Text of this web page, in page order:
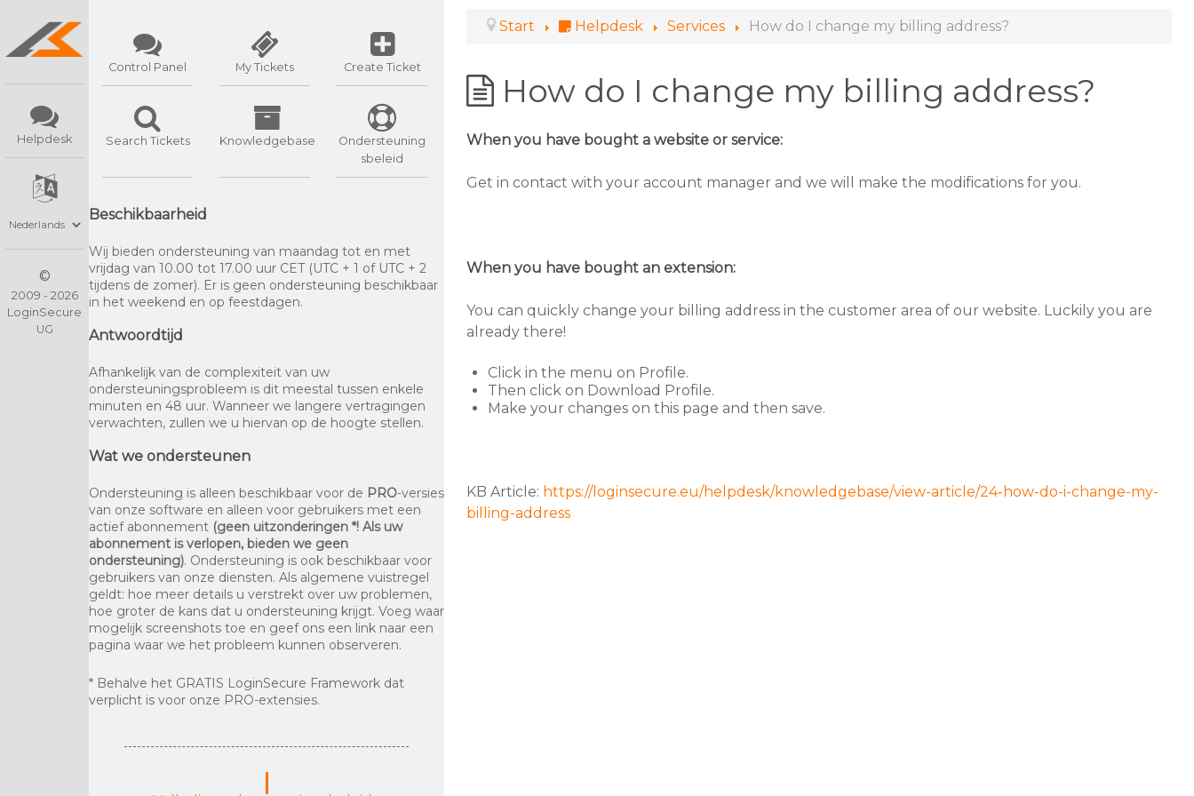
Helpdesk
©
2009 - 2026
LoginSecure
UG
Control Panel My Tickets Create Ticket
Search Tickets Knowledgebase
Ondersteuning
sbeleid
Beschikbaarheid
Wij bieden ondersteuning van maandag tot en met
vrijdag van 10.00 tot 17.00 uur CET (UTC + 1 of UTC + 2
tijdens de zomer). Er is geen ondersteuning beschikbaar
in het weekend en op feestdagen.
Antwoordtijd
Afhankelijk van de complexiteit van uw
ondersteuningsprobleem is dit meestal tussen enkele
minuten en 48 uur. Wanneer we langere vertragingen
verwachten, zullen we u hiervan op de hoogte stellen.
Wat we ondersteunen
Ondersteuning is alleen beschikbaar voor de PRO-versies
van onze software en alleen voor gebruikers met een
actief abonnement (geen uitzonderingen *! Als uw
abonnement is verlopen, bieden we geen
ondersteuning). Ondersteuning is ook beschikbaar voor
gebruikers van onze diensten. Als algemene vuistregel
geldt: hoe meer details u verstrekt over uw problemen,
hoe groter de kans dat u ondersteuning krijgt. Voeg waar
mogelijk screenshots toe en geef ons een link naar een
pagina waar we het probleem kunnen observeren.
* Behalve het GRATIS LoginSecure Framework dat
verplicht is voor onze PRO-extensies.
Start Helpdesk Services How do I change my billing address?
How do I change my billing address?
When you have bought a website or service:
Get in contact with your account manager and we will make the modifications for you.
When you have bought an extension:
You can quickly change your billing address in the customer area of our website. Luckily you are
already there!
Click in the menu on Profile.
Then click on Download Profile.
Make your changes on this page and then save.
KB Article: https://loginsecure.eu/helpdesk/knowledgebase/view-article/24-how-do-i-change-my-
billing-address